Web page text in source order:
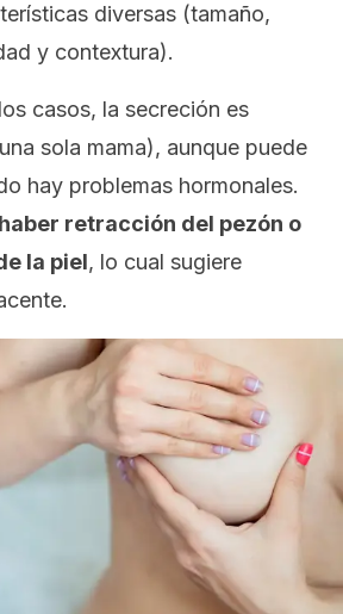
diversas (tamaño,
y contextura).
casos, la secreción es
sola mama), aunque puede
hay problemas hormonales.
retracción del pezón o
la piel, lo cual sugiere